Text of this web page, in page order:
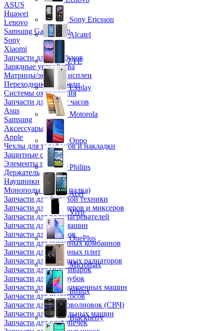
ASUS
Huawei
Lenovo
Samsung Galaxy Tab
Sony
Xiaomi
Запчасти для ноутбуков
Зарядные устройства
Матрицы/экраны/дисплеи
Переходники и кабели
Системы охлаждения
Запчасти для смарт часов
Asus
Samsung
Аксессуары
Apple
Чехлы для телефонов и накладки
Защитные стекла
Элементы питания
Держатель
Наушники
Моноподы (Селфи палка)
Запчасти для бытовой техники
Запчасти для блендеров и миксеров
Запчасти для водонагревателей
Запчасти для кофемашин
Запчасти для кулеров
Запчасти для кухонных комбаинов
Запчасти для кухонных плит
Запчасти для масляных радиаторов
Запчасти для мультиварок
Запчасти для мясорубок
Запчасти для посудомоечных машин
Запчасти для пылесосов
Запчасти для микроволновок (СВЧ)
Запчасти для стиральных машин
Запчасти для хлебопечек
Sony Ericsson
Alcatel
ZTE
Explay
Motorola
Oppo
Philips
Acer
Vivo
OnePlus
Micromax
Infinix
Blackberry